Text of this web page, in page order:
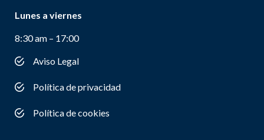
Lunes a viernes
8:30 am – 17:00
Aviso Legal
Política de privacidad
Política de cookies